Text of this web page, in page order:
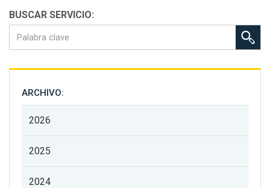
BUSCAR SERVICIO:
ARCHIVO:
2026
2025
2024